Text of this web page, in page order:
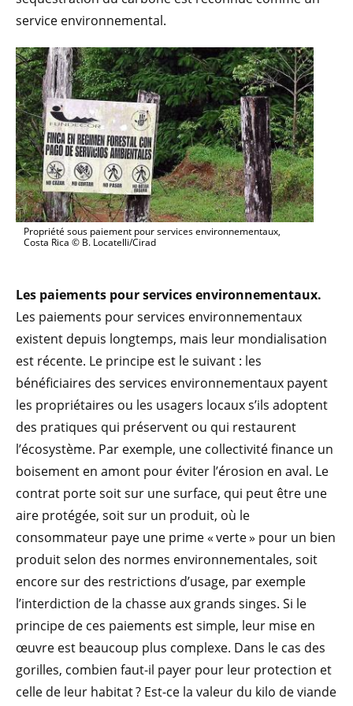
service environnemental.
Propriété sous paiement pour services environnementaux,
Costa Rica © B. Locatelli/Cirad
Les paiements pour services environnementaux.
Les paiements pour services environnementaux
existent depuis longtemps, mais leur mondialisation
est récente. Le principe est le suivant : les
bénéficiaires des services environnementaux payent
les propriétaires ou les usagers locaux s’ils adoptent
des pratiques qui préservent ou qui restaurent
l’écosystème. Par exemple, une collectivité finance un
boisement en amont pour éviter l’érosion en aval. Le
contrat porte soit sur une surface, qui peut être une
aire protégée, soit sur un produit, où le
consommateur paye une prime « verte » pour un bien
produit selon des normes environnementales, soit
encore sur des restrictions d’usage, par exemple
l’interdiction de la chasse aux grands singes. Si le
principe de ces paiements est simple, leur mise en
œuvre est beaucoup plus complexe. Dans le cas des
gorilles, combien faut-il payer pour leur protection et
celle de leur habitat ? Est-ce la valeur du kilo de viande